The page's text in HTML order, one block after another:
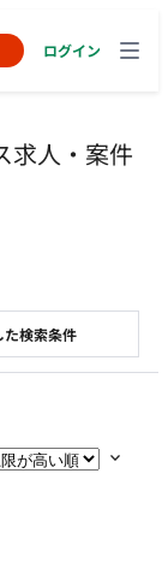
ログイン
求人・案件
た検索条件